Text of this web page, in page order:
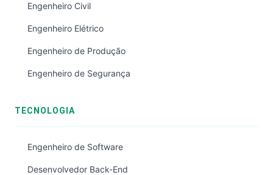
Engenheiro Civil
Engenheiro Elétrico
Engenheiro de Produção
Engenheiro de Segurança
TECNOLOGIA
Engenheiro de Software
Desenvolvedor Back-End